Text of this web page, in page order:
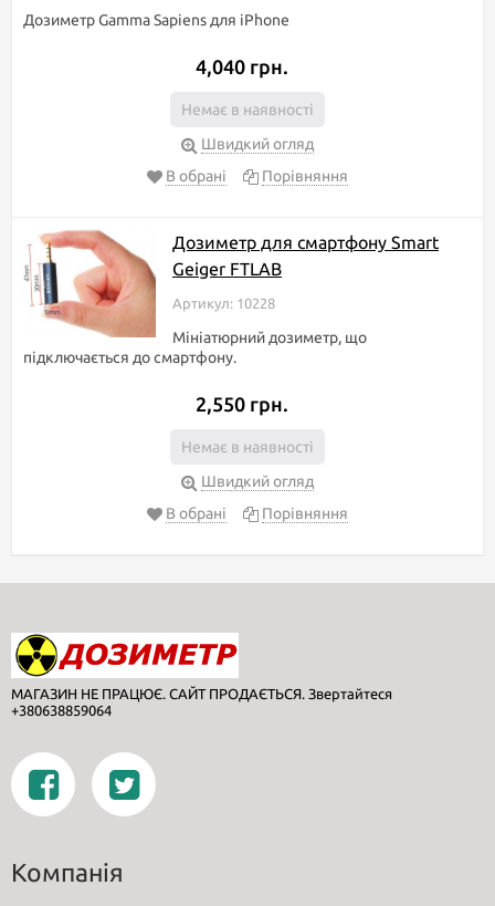
Дозиметр Gamma Sapiens для iPhone
4,040 грн.
Немає в наявності
Швидкий огляд
В обрані
Порівняння
Дозиметр для смартфону Smart
Geiger FTLAB
Артикул: 10228
Мініатюрний дозиметр, що
підключається до смартфону.
2,550 грн.
Немає в наявності
Швидкий огляд
В обрані
Порівняння
МАГАЗИН НЕ ПРАЦЮЄ. САЙТ ПРОДАЄТЬСЯ. Звертайтеся
+380638859064
Компанія